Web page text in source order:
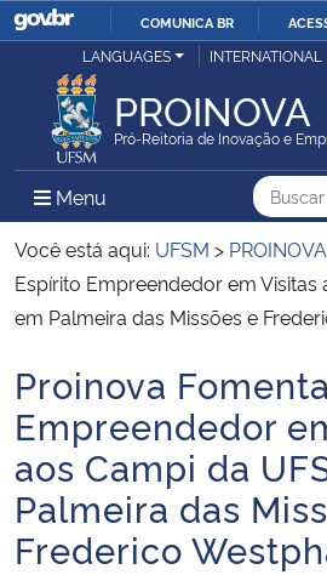
IR
O
COMUNICA BR
Ministério da Justiça e Segurança Pública
Ministério da Defesa
Ministério das Relações Exteriores
Ministério da Economia
Ministério da Infraestrutura
Ministério da Agricultura, Pecuária e
Ministério da Educação
Ministério da Cidadania
LANGUAGES INTERNATIONAL
PROINOVA
Pró-Reitoria de Inovação e
Menu Menu Principal do Sítio
Busca
Busca:
Você está aqui: UFSM > PROINOVA
Espírito Empreendedor em Visitas
em Palmeira das Missões e
Início do conteúdo
Proinova
Empreendedor
aos Campi da
Palmeira das
Frederico